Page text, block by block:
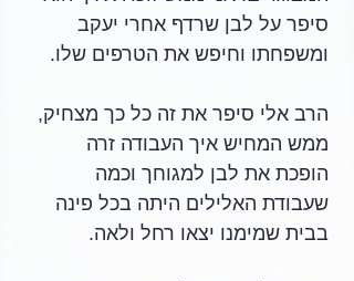
סיפר על לבן שרדף אחרי יעקב
ומשפחתו וחיפש את הטרפים שלו.
הרב אלי סיפר את זה כל כך מצחיק,
ממש המחיש איך העבודה זרה
הופכת את לבן למגוחך וכמה
שעבודת האלילים היתה בכל פינה
בבית שמימנו יצאו רחל ולאה.